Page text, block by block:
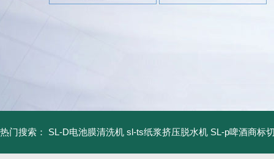
热门搜索： SL-D电池膜清洗机 sl-ts纸浆挤压脱水机 SL-p啤酒商标